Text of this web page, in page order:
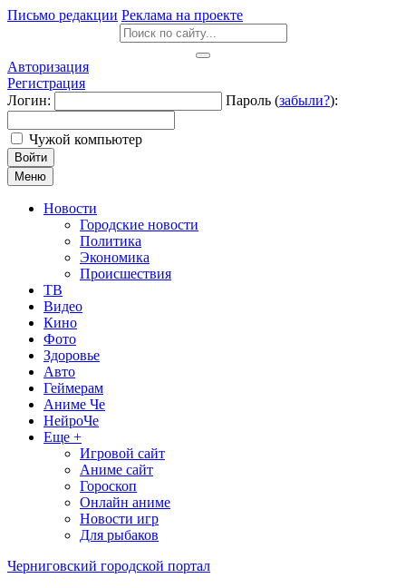
Письмо редакции Реклама на проекте
Авторизация
Регистрация
Логин:
Пароль (забыли?):
Чужой компьютер
Войти
Меню
Новости
Городские новости
Политика
Экономика
Происшествия
ТВ
Видео
Кино
Фото
Здоровье
Авто
Геймерам
Аниме Че
НейроЧе
Еще +
Игровой сайт
Аниме сайт
Гороскоп
Онлайн аниме
Новости игр
Для рыбаков
Черниговский городской портал